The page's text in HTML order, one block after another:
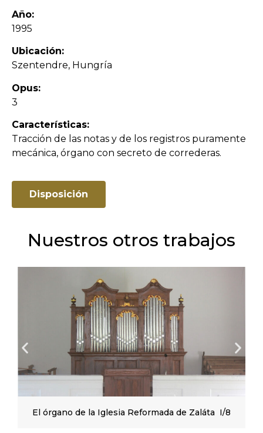
Año:
1995
Ubicación:
Szentendre, Hungría
Opus:
3
Características:
Tracción de las notas y de los registros puramente
mecánica, órgano con secreto de correderas.
Disposición
Nuestros otros trabajos
El órgano de la Iglesia Reformada de Zaláta I/8